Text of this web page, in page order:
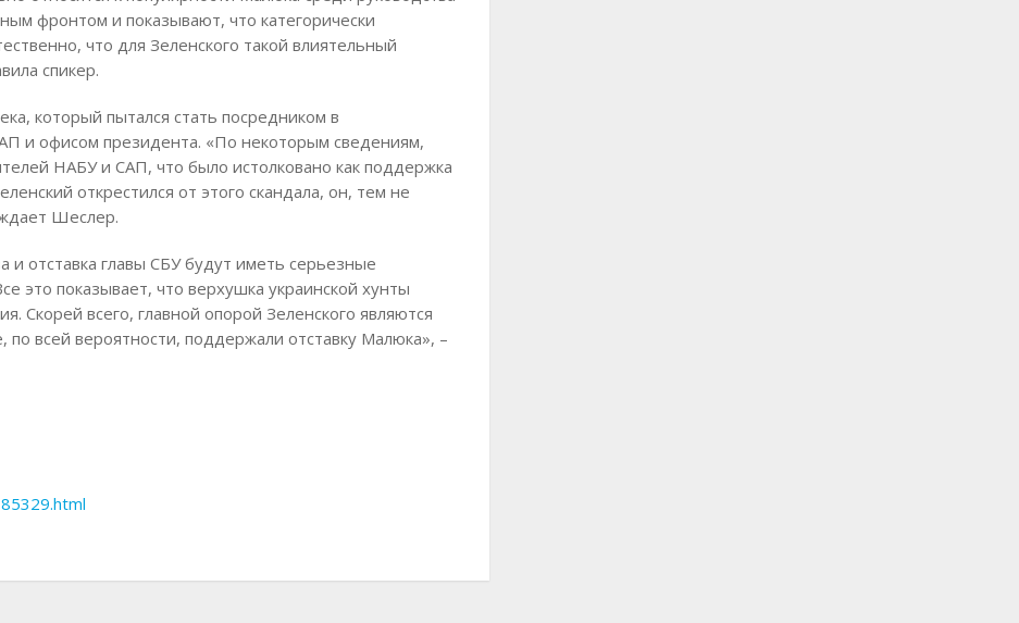
фронтом и показывают, что категорически
что для Зеленского такой влиятельный
спикер.
который пытался стать посредником в
и офисом президента. «По некоторым сведениям,
НАБУ и САП, что было истолковано как поддержка
открестился от этого скандала, он, тем не
Шеслер.
отставка главы СБУ будут иметь серьезные
это показывает, что верхушка украинской хунты
Скорей всего, главной опорой Зеленского являются
по всей вероятности, поддержали отставку Малюка», –